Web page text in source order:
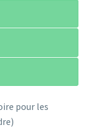
pour les